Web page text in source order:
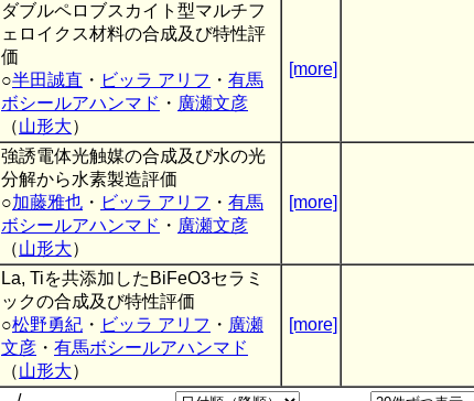
ダブルペロブスカイト型マルチフ
ェロイクス材料の合成及び特性評
価
○半田誠直 ・ ビッラ アリフ ・ 有馬
ボシールアハンマド ・ 廣瀬文彦
（山形大）
[more]
強誘電体光触媒の合成及び水の光
分解から水素製造評価
○加藤雅也 ・ ビッラ アリフ ・ 有馬
ボシールアハンマド ・ 廣瀬文彦
（山形大）
[more]
La, Tiを共添加したBiFeO3セラミ
ックの合成及び特性評価
○松野勇紀 ・ ビッラ アリフ ・ 廣瀬
文彦 ・ 有馬ボシールアハンマド
（山形大）
[more]